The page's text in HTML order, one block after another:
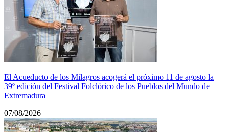
El Acueducto de los Milagros acogerá el próximo 11 de agosto la
39º edición del Festival Folclórico de los Pueblos del Mundo de
Extremadura
07/08/2026